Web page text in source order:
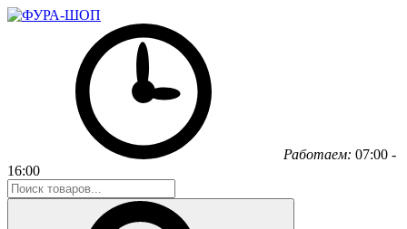
Работаем: 07:00 -
16:00